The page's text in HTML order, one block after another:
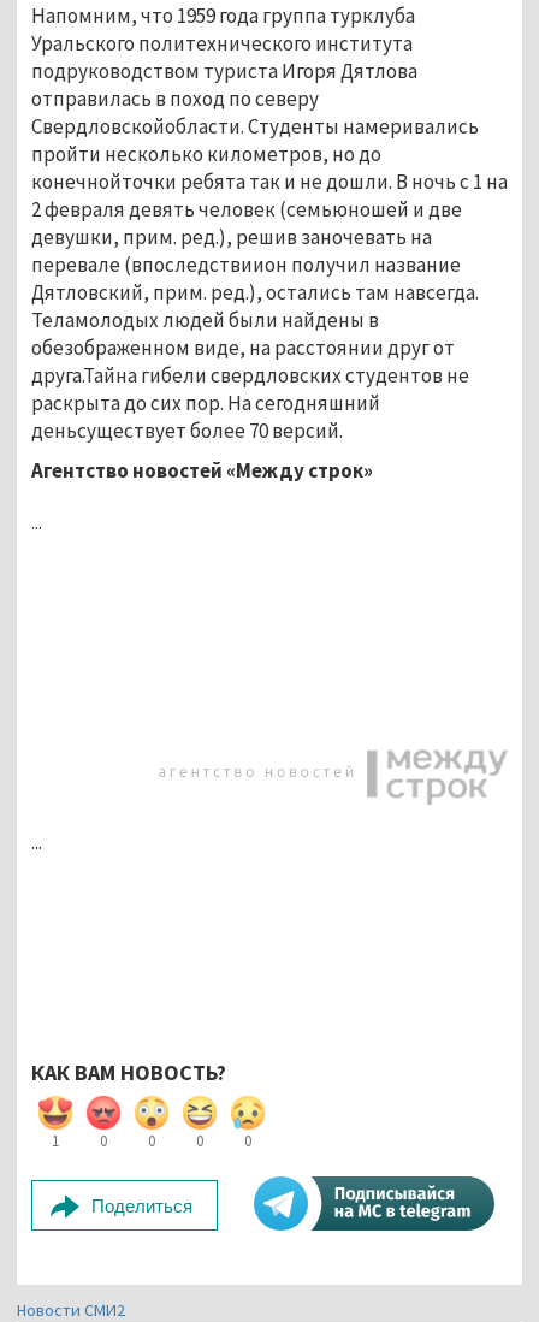
Напомним, что 1959 года группа турклуба
Уральского политехнического института
подруководством туриста Игоря Дятлова
отправилась в поход по северу
Свердловскойобласти. Студенты намеривались
пройти несколько километров, но до
конечнойточки ребята так и не дошли. В ночь с 1 на
2 февраля девять человек (семьюношей и две
девушки, прим. ред.), решив заночевать на
перевале (впоследствиион получил название
Дятловский, прим. ред.), остались там навсегда.
Теламолодых людей были найдены в
обезображенном виде, на расстоянии друг от
друга.Тайна гибели свердловских студентов не
раскрыта до сих пор. На сегодняшний
деньсуществует более 70 версий.
Агентство новостей «Между строк»
...
...
КАК ВАМ НОВОСТЬ?
1 0 0 0 0
Поделиться
Новости СМИ2